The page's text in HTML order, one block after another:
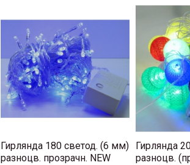
Гирлянда 180 светод. (6 мм)
разноцв. прозрачн. NEW
Гирлянда
разноцв.